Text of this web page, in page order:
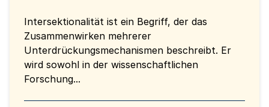
Intersektionalität ist ein Begriff, der das
Zusammenwirken mehrerer
Unterdrückungsmechanismen beschreibt. Er
wird sowohl in der wissenschaftlichen
Forschung...